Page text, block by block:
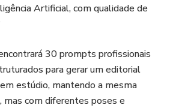
Artificial, com qualidade de
30 prompts profissionais
para gerar um editorial
estúdio, mantendo a mesma
mas com diferentes poses e